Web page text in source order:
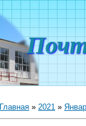
Главная » 2021 »